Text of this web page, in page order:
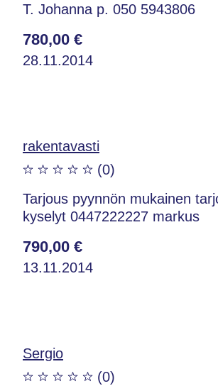
T. Johanna p. 050 5943806
780,00 €
28.11.2014
rakentavasti
(0)
Tarjous pyynnön mukainen
kyselyt 0447222227 markus
790,00 €
13.11.2014
Sergio
(0)